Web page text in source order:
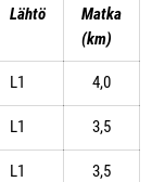
Lähtö
Matka
(km)
L1 4,0
L1 3,5
L1 3,5